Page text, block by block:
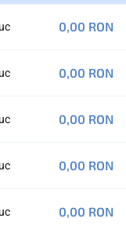
0,00 RON
0,00 RON
0,00 RON
0,00 RON
0,00 RON